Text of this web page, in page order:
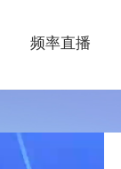
频率直播